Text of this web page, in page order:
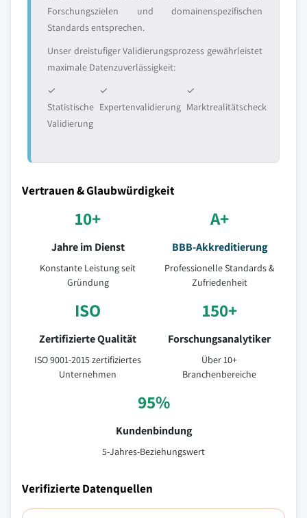
Forschungszielen und domainenspezifischen
Standards entsprechen.
Unser dreistufiger Validierungsprozess gewährleistet
maximale Datenzuverlässigkeit:
✓
Statistische
Validierung
✓
Expertenvalidierung
✓
Marktrealitätscheck
Vertrauen & Glaubwürdigkeit
10+
Jahre im Dienst
Konstante Leistung seit
Gründung
A+
BBB-Akkreditierung
Professionelle Standards &
Zufriedenheit
ISO
Zertifizierte Qualität
ISO 9001-2015 zertifiziertes
Unternehmen
150+
Forschungsanalytiker
Über 10+
Branchenbereiche
95%
Kundenbindung
5-Jahres-Beziehungswert
Verifizierte Datenquellen